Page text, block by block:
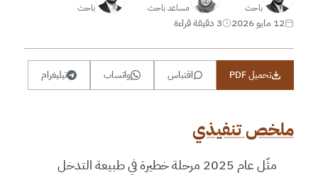
باحث مساعد باحث باحث
12 مايو 2026 3 دقيقة قراءة
تحميل PDF اقتباس واتساب تيليغرام
ملخص تنفيذي
مثّل عام 2025 مرحلة خطيرة في طبيعة التدخل